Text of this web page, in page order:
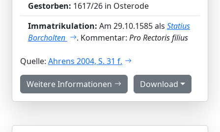
Gestorben: 1617/26 in Osterode
Immatrikulation: Am 29.10.1585 als Statius
Borcholten
. Kommentar:Pro Rectoris filius
Quelle: Ahrens 2004, S. 31 f.
Weitere Informationen Download